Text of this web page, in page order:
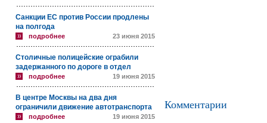
Санкции ЕС против России продлены
на полгода
подробнее 23 июня 2015
Столичные полицейские ограбили
задержанного по дороге в отдел
подробнее 19 июня 2015
В центре Москвы на два дня
ограничили движение автотранспорта
подробнее 19 июня 2015
Комментарии